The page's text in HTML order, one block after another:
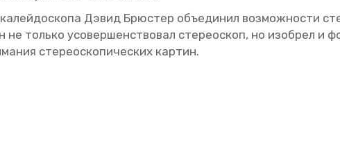
Дэвид Брю­стер объ­еди­нил воз­мож­но­сти
не толь­ко усо­вер­шен­ство­вал сте­рео­скоп, но изоб­рел и
сте­рео­ско­пи­че­ских кар­тин.